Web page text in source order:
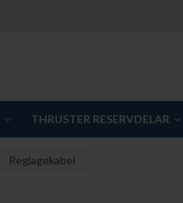
THRUSTER RESERVDELAR
Reglagekabel